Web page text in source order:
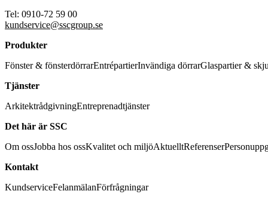
Tel: 0910-72 59 00
kundservice@sscgroup.se
Produkter
Fönster & fönsterdörrarEntrépartierInvändiga dörrarGlaspartier &
Tjänster
ArkitektrådgivningEntreprenadtjänster
Det här är SSC
Om ossJobba hos ossKvalitet och miljöAktuelltReferenser
Kontakt
KundserviceFelanmälanFörfrågningar